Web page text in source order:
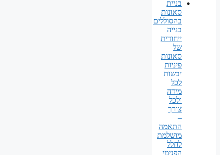
בניית
סאונות
בהסוללים
בנייה
ייחודית
של
סאונות
פיניות
יבשות
לכל
מידה
ולכל
צורך
–
התאמה
מושלמת
לחלל
הפנימי